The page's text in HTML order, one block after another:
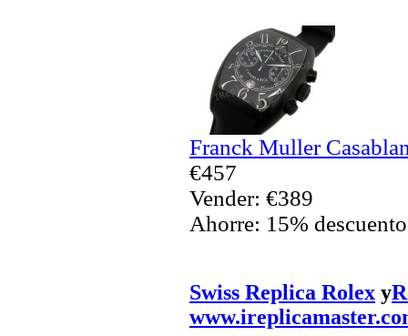
Franck Muller
€457
Vender: €389
Ahorre: 15% descuento
Swiss Replica Rolex y